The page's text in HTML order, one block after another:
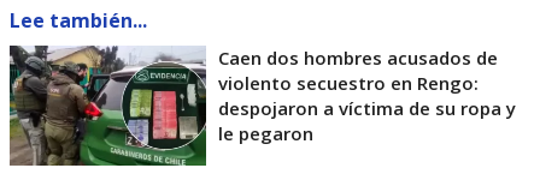
Lee también...
Caen dos hombres acusados de
violento secuestro en Rengo:
despojaron a víctima de su ropa y
le pegaron